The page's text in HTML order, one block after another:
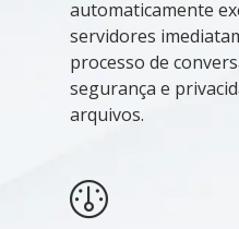
automaticamente
servidores
processo de
segurança e
arquivos.